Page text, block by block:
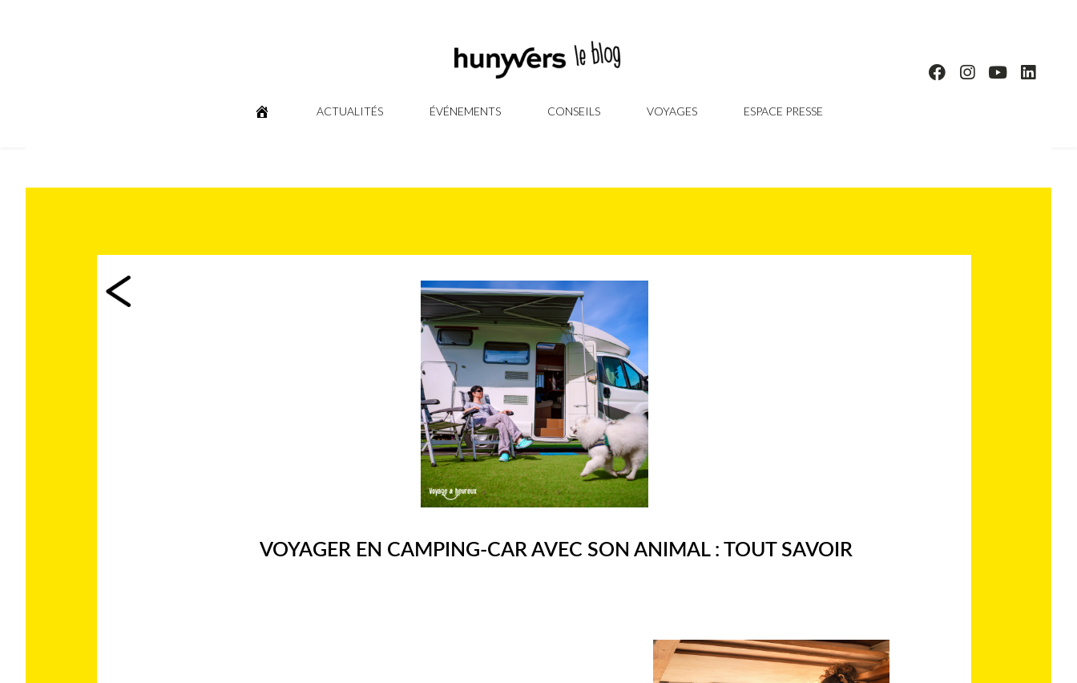
ACTUALITÉS ÉVÉNEMENTS CONSEILS VOYAGES ESPACE PRESSE
VOYAGER EN CAMPING-CAR AVEC SON ANIMAL : TOUT SAVOIR